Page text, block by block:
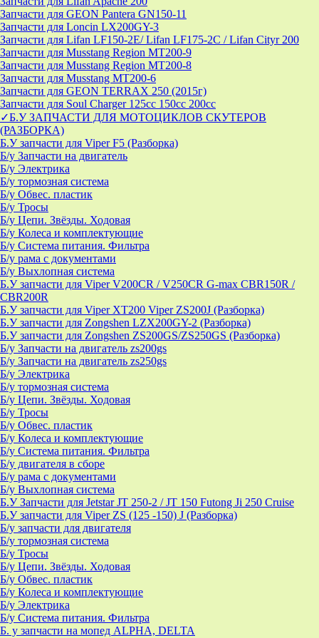
Запчасти для GEON Pantera GN150-11
Запчасти для Loncin LX200GY-3
Запчасти для Lifan LF150-2E/ Lifan LF175-2C / Lifan Cityr 200
Запчасти для Musstang Region MT200-9
Запчасти для Musstang Region MT200-8
Запчасти для Musstang MT200-6
Запчасти для GEON TERRAX 250 (2015г)
Запчасти для Soul Charger 125сс 150cc 200сс
✓Б.У ЗАПЧАСТИ ДЛЯ МОТОЦИКЛОВ СКУТЕРОВ
(РАЗБОРКА)
Б.У запчасти для Viper F5 (Разборка)
Б/у Запчасти на двигатель
Б/у Электрика
Б/у тормозная система
Б/у Обвес. пластик
Б/у Тросы
Б/у Цепи. Звёзды. Ходовая
Б/у Колеса и комплектующие
Б/у Система питания. Фильтра
Б/у рама с документами
Б/у Выхлопная система
Б.У запчасти для Viper V200CR / V250CR G-max CBR150R /
CBR200R
Б.У запчасти для Viper XT200 Viper ZS200J (Разборка)
Б.У запчасти для Zongshen LZX200GY-2 (Разборка)
Б.У запчасти для Zongshen ZS200GS/ZS250GS (Разборка)
Б/у Запчасти на двигатель zs200gs
Б/у Запчасти на двигатель zs250gs
Б/у Электрика
Б/у тормозная система
Б/у Цепи. Звёзды. Ходовая
Б/у Тросы
Б/у Обвес. пластик
Б/у Колеса и комплектующие
Б/у Система питания. Фильтра
Б/у двигателя в сборе
Б/у рама с документами
Б/у Выхлопная система
Б.У Запчасти для Jetstar JT 250-2 / JT 150 Futong Ji 250 Cruise
Б.У запчасти для Viper ZS (125 -150) J (Разборка)
Б/у запчасти для двигателя
Б/у тормозная система
Б/у Тросы
Б/у Цепи. Звёзды. Ходовая
Б/у Обвес. пластик
Б/у Колеса и комплектующие
Б/у Электрика
Б/у Система питания. Фильтра
Б. у запчасти на мопед ALPHA, DELTA